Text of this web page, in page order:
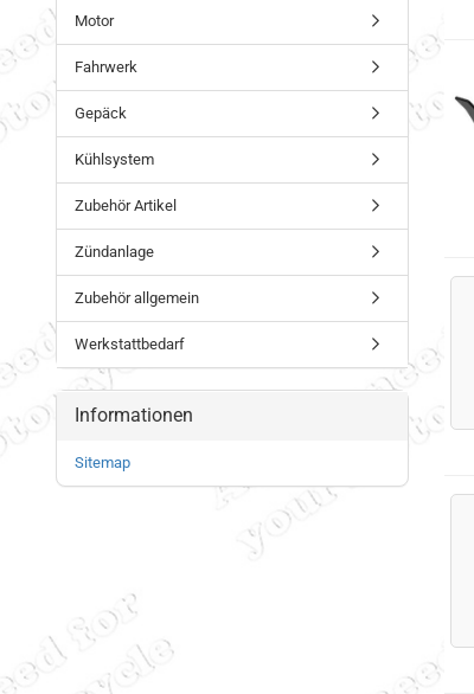
Motor
Fahrwerk
Gepäck
Kühlsystem
Zubehör Artikel
Zündanlage
Zubehör allgemein
Werkstattbedarf
Informationen
Sitemap